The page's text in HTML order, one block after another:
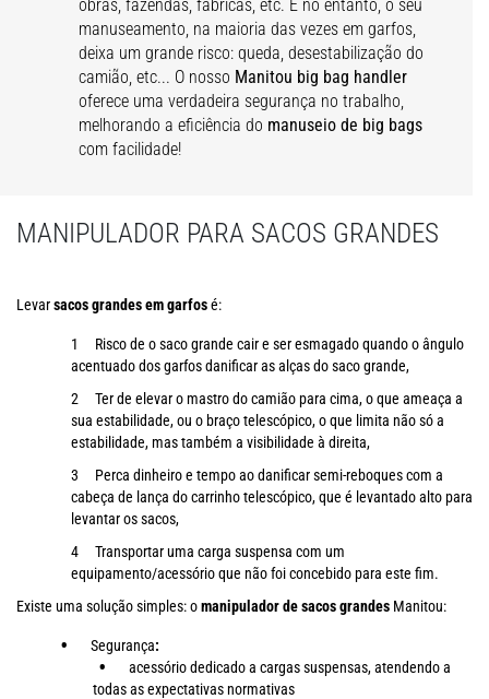
obras, fazendas, fábricas, etc. E no entanto, o seu
manuseamento, na maioria das vezes em garfos,
deixa um grande risco: queda, desestabilização do
camião, etc... O nosso Manitou big bag handler
oferece uma verdadeira segurança no trabalho,
melhorando a eficiência do manuseio de big bags
com facilidade!
MANIPULADOR PARA SACOS GRANDES
Levarsacos grandes em garfosé:
Risco de o saco grande cair e ser esmagado quando o ângulo
acentuado dos garfos danificar as alças do saco grande,
Ter de elevar o mastro do camião para cima, o que ameaça a
sua estabilidade, ou o braço telescópico, o que limita não só a
estabilidade, mas também a visibilidade à direita,
Perca dinheiro e tempo ao danificar semi-reboques com a
cabeça de lança do carrinho telescópico, que é levantado alto para
levantar os sacos,
Transportar uma carga suspensa com um
equipamento/acessório que não foi concebido para este fim.
Existe uma solução simples:omanipulador de sacos grandes Manitou:
Segurança:
acessório dedicado a cargas suspensas, atendendo a
todas as expectativas normativas